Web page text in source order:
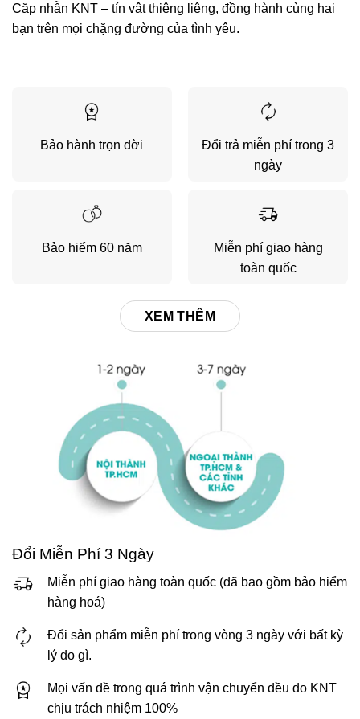
Cặp nhẫn KNT – tín vật thiêng liêng, đồng hành cùng hai
bạn trên mọi chặng đường của tình yêu.
Bảo hành trọn đời
Đổi trả miễn phí trong 3
ngày
Bảo hiểm 60 năm
Miễn phí giao hàng
toàn quốc
XEM THÊM
Đổi Miễn Phí 3 Ngày
Miễn phí giao hàng toàn quốc (đã bao gồm bảo hiểm
hàng hoá)
Đổi sản phẩm miễn phí trong vòng 3 ngày với bất kỳ
lý do gì.
Mọi vấn đề trong quá trình vận chuyển đều do KNT
chịu trách nhiệm 100%